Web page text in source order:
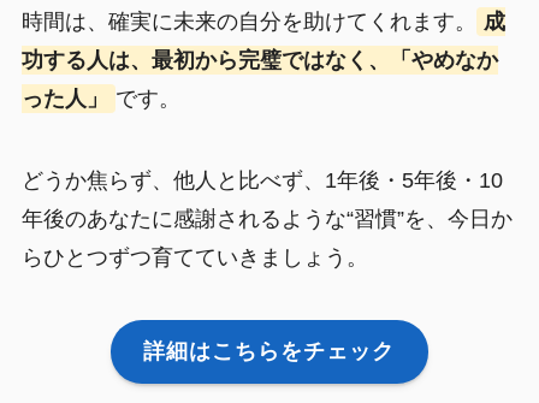
時間は、確実に未来の自分を助けてくれます。
成
功する人は、最初から完璧ではなく、「やめなか
った人」
です。
どうか焦らず、他人と比べず、1年後・5年後・10
年後のあなたに感謝されるような“習慣”を、今日か
らひとつずつ育てていきましょう。
詳細はこちらをチェック